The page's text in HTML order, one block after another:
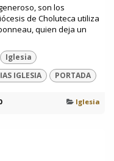
son los
de Choluteca utiliza
quien deja un
Iglesia
IGLESIA PORTADA
Iglesia